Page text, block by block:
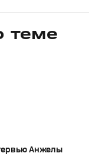
теме
Анжелы
1:49:20